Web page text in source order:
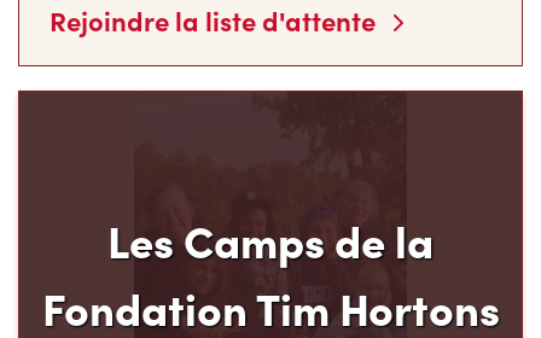
Rejoindre la liste d'attente
Les Camps de la
Fondation Tim Hortons